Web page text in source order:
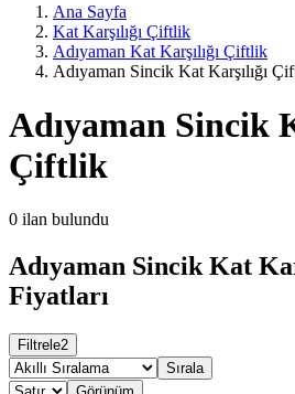
Ana Sayfa
Kat Karşılığı Çiftlik
Adıyaman Kat Karşılığı Çiftlik
Adıyaman Sincik Kat Karşılığı
Adıyaman Sincik
Çiftlik
0 ilan bulundu
Adıyaman Sincik Kat
Fiyatları
Filtrele2
Sırala